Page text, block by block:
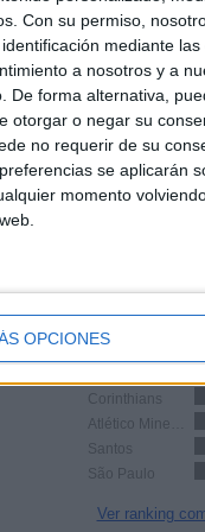
Con su permiso,
mediante
a nosotros y a
De forma alternativa,
otorgar o negar su
no requerir de su
se aplicarán
momento
OPCIONES
Corinthians
Santos
São Paulo
Ver ranking